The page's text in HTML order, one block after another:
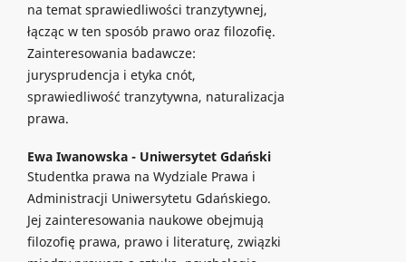
na temat sprawiedliwości tranzytywnej,
łącząc w ten sposób prawo oraz filozofię.
Zainteresowania badawcze:
jurysprudencja i etyka cnót,
sprawiedliwość tranzytywna, naturalizacja
prawa.
Ewa Iwanowska - Uniwersytet Gdański
Studentka prawa na Wydziale Prawa i
Administracji Uniwersytetu Gdańskiego.
Jej zainteresowania naukowe obejmują
filozofię prawa, prawo i literaturę, związki